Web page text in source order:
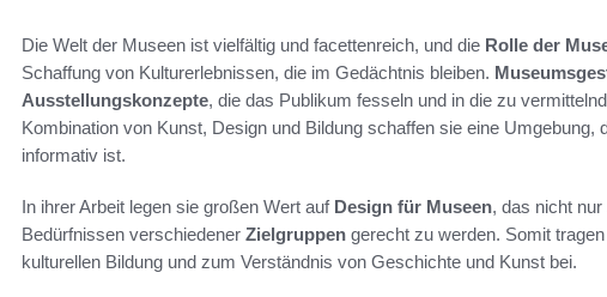
Die Welt der Museen ist vielfältig und facettenreich, und die Rolle der
Schaffung von Kulturerlebnissen, die im Gedächtnis bleiben.
Ausstellungskonzepte, die das Publikum fesseln und in die zu
Kombination von Kunst, Design und Bildung schaffen sie eine
informativ ist.
In ihrer Arbeit legen sie großen Wert auf Design für Museen, das nicht
Bedürfnissen verschiedener Zielgruppen gerecht zu werden. Somit tragen
kulturellen Bildung und zum Verständnis von Geschichte und Kunst bei.